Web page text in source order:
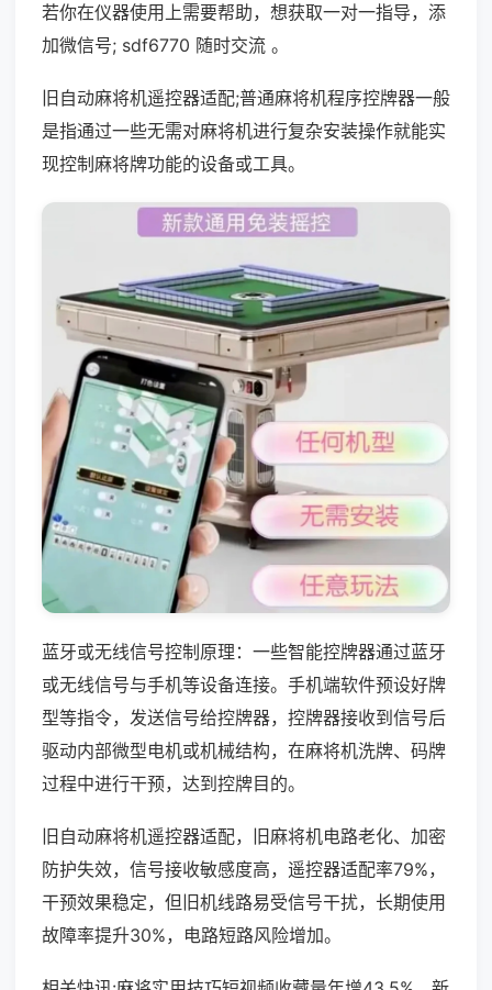
若你在仪器使用上需要帮助，想获取一对一指导，添
加微信号; sdf6770 随时交流 。
旧自动麻将机遥控器适配;普通麻将机程序控牌器一般
是指通过一些无需对麻将机进行复杂安装操作就能实
现控制麻将牌功能的设备或工具。
蓝牙或无线信号控制原理：一些智能控牌器通过蓝牙
或无线信号与手机等设备连接。手机端软件预设好牌
型等指令，发送信号给控牌器，控牌器接收到信号后
驱动内部微型电机或机械结构，在麻将机洗牌、码牌
过程中进行干预，达到控牌目的。
旧自动麻将机遥控器适配，旧麻将机电路老化、加密
防护失效，信号接收敏感度高，遥控器适配率79%，
干预效果稳定，但旧机线路易受信号干扰，长期使用
故障率提升30%，电路短路风险增加。